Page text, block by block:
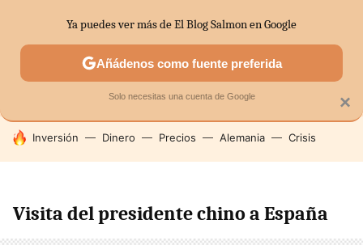
SECTORES ECONOMÍA DOMÉSTICA MERCADOS
HOY SE HABLA DE
Inversión Dinero Precios Alemania Crisis
Visita del presidente chino a España
×
Ya puedes ver más de El Blog Salmon en Google
Añádenos como fuente preferida
Solo necesitas una cuenta de Google